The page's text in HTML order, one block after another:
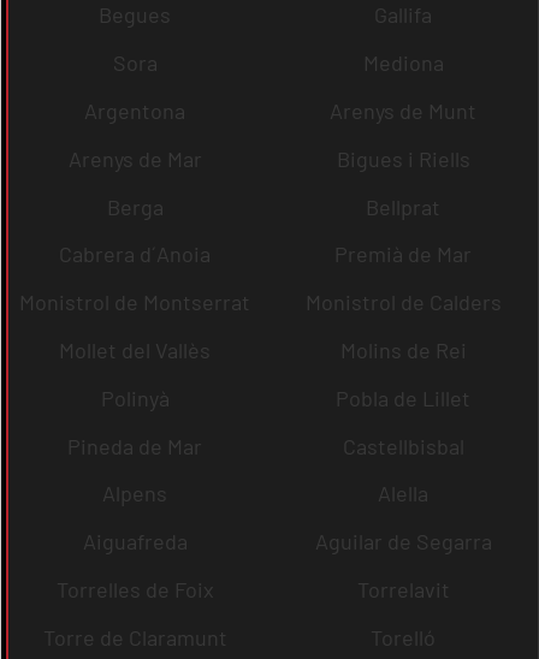
Begues
Gallifa
Sora
Mediona
Argentona
Arenys de Munt
Arenys de Mar
Bigues i Riells
Berga
Bellprat
Cabrera d´Anoia
Premià de Mar
Monistrol de Montserrat
Monistrol de Calders
Mollet del Vallès
Molins de Rei
Polinyà
Pobla de Lillet
Pineda de Mar
Castellbisbal
Alpens
Alella
Aiguafreda
Aguilar de Segarra
Torrelles de Foix
Torrelavit
Torre de Claramunt
Torelló